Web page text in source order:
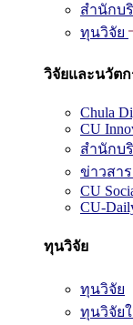
สำนักบ
ทุนวิจัย
วิจัยและนวัต
Chula
CU
สำนักบ
ข่าวสา
CU
CU-
ทุนวิจัย
ทุนวิจัย
ทุนวิจัย